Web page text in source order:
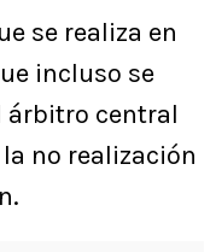
se realiza en
incluso se
árbitro central
no realización